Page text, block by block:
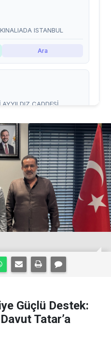
Güçlü Destek:
Tatar’a